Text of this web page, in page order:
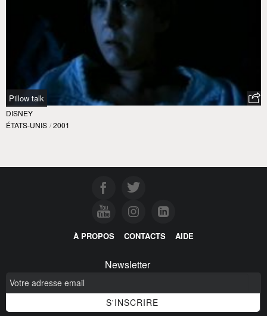
Pillow talk
DISNEY
ÉTATS-UNIS / 2001
À PROPOS CONTACTS AIDE
Newsletter